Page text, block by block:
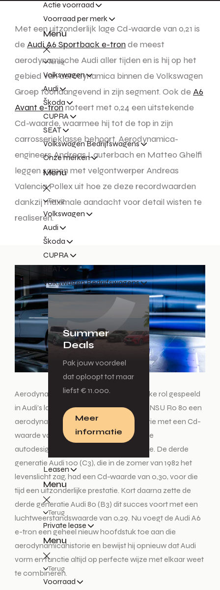
Actie voorraad
Voorraad per merk
Menu
Terug
Volkswagen
Audi
Škoda
CUPRA
SEAT
Volkswagen Bedrijfswagens
Onze merken
Menu
Terug
Volkswagen
Audi
Škoda
CUPRA
SEAT
Volkswagen Bedrijfswagens
Summer
Deals
Pak jouw voordeel
dat oploopt tot maar
liefst € 11.000.
Meer
informatie
Leasen
Menu
Terug
Private lease
Menu
Terug
Voorraad
Met een uitzonderlijk lage Cd-waarde van 0,21 is
de Audi A6 Sportback e-tronde meest
aerodynamische Audi aller tijden en is hij op het
gebied van aerodynamica binnen de Volkswagen
Groep toonaangevend in zijn segment. Ook de A6
Avant e-tronnoteert met 0,24 een uitstekende
Cd-waarde, waarmee hij tot de top in zijn
carrosserieklasse behoort. Aerodynamica-
engineers Andreas Lauterbach en Matteo Ghelfi
leggen samen met velgontwerper Andreas
Valencia Pollex uit hoe ze deze recordwaarden
dankzij maximale aandacht voor detail wisten te
realiseren.
Aerodynamica heeft altijd een belangrijke rol gespeeld
in Audi’s lange historie. Al in 1967 had de NSU Ro 80 een
aerodynamische, wigvormige carrosserie met een Cd-
waarde van 0,35, waarmee het model de
autodesignwereld voorgoed veranderde. De derde
generatie Audi 100 (C3), die in de zomer van 1982 het
levenslicht zag, had een Cd-waarde van 0,30, voor die
tijd een uitzonderlijke prestatie. Kort daarna zette de
derde generatie Audi 80 (B3) dit succes voort met een
luchtweerstandswaarde van 0,29. Nu voegt de Audi A6
e-tron een geheel nieuw hoofdstuk toe aan die
aerodynamicahistorie en bewijst hij opnieuw dat Audi
vorm en functie altijd op perfecte wijze met elkaar weet
te combineren.